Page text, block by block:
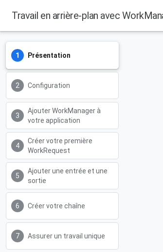
Travail en arrière-plan avec
Présentation
Configuration
Ajouter WorkManager à
votre application
Créer votre première
WorkRequest
Ajouter une entrée et une
sortie
Créer votre chaîne
Assurer un travail unique